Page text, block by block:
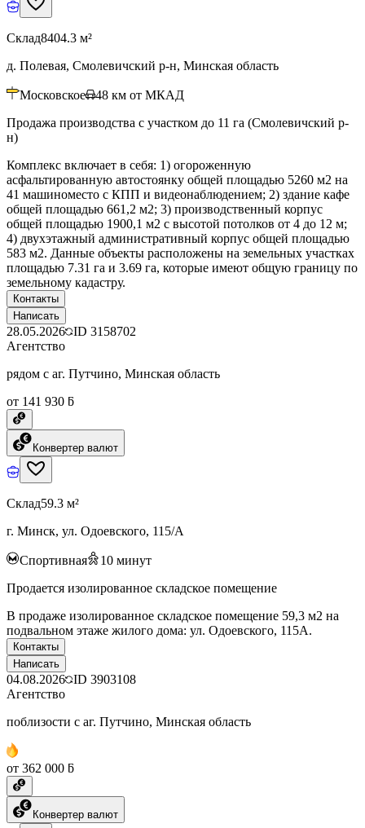
Склад8404.3 м²
д. Полевая, Смолевичский р-н, Минская область
Московское 48 км от МКАД
Продажа производства с участком до 11 га (Смолевичский р-
н)
Комплекс включает в себя: 1) огороженную
асфальтированную автостоянку общей площадью 5260 м2 на
41 машиноместо с КПП и видеонаблюдением; 2) здание кафе
общей площадью 661,2 м2; 3) производственный корпус
общей площадью 1900,1 м2 с высотой потолков от 4 до 12 м;
4) двухэтажный административный корпус общей площадью
583 м2. Данные объекты расположены на земельных участках
площадью 7.31 га и 3.69 га, которые имеют общую границу по
земельному кадастру.
Контакты
Написать
28.05.2026 ID 3158702
Агентство
рядом с аг. Путчино, Минская область
от 141 930 ƃ
Конвертер валют
Склад59.3 м²
г. Минск, ул. Одоевского, 115/А
Спортивная 10 минут
Продается изолированное складское помещение
В продаже изолированное складское помещение 59,3 м2 на
подвальном этаже жилого дома: ул. Одоевского, 115А.
Контакты
Написать
04.08.2026 ID 3903108
Агентство
поблизости с аг. Путчино, Минская область
от 362 000 ƃ
Конвертер валют